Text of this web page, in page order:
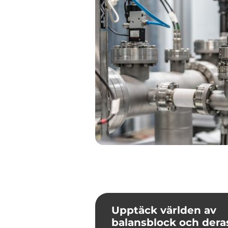
Upptäck världen av
balansblock och